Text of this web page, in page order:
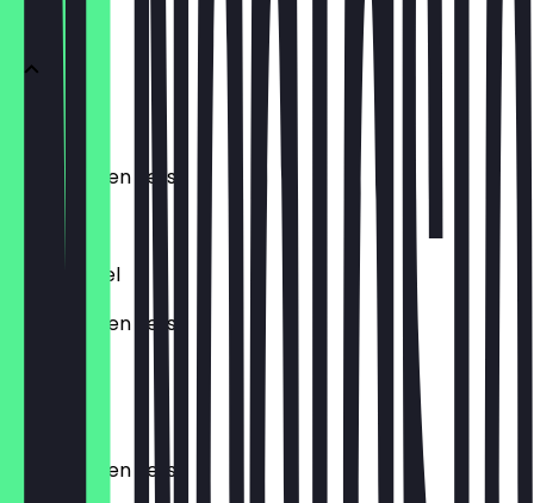
Friet klein
Biologisch en vers!
€ 3,25
Friet middel
Biologisch en vers!
Biologisch en vers!